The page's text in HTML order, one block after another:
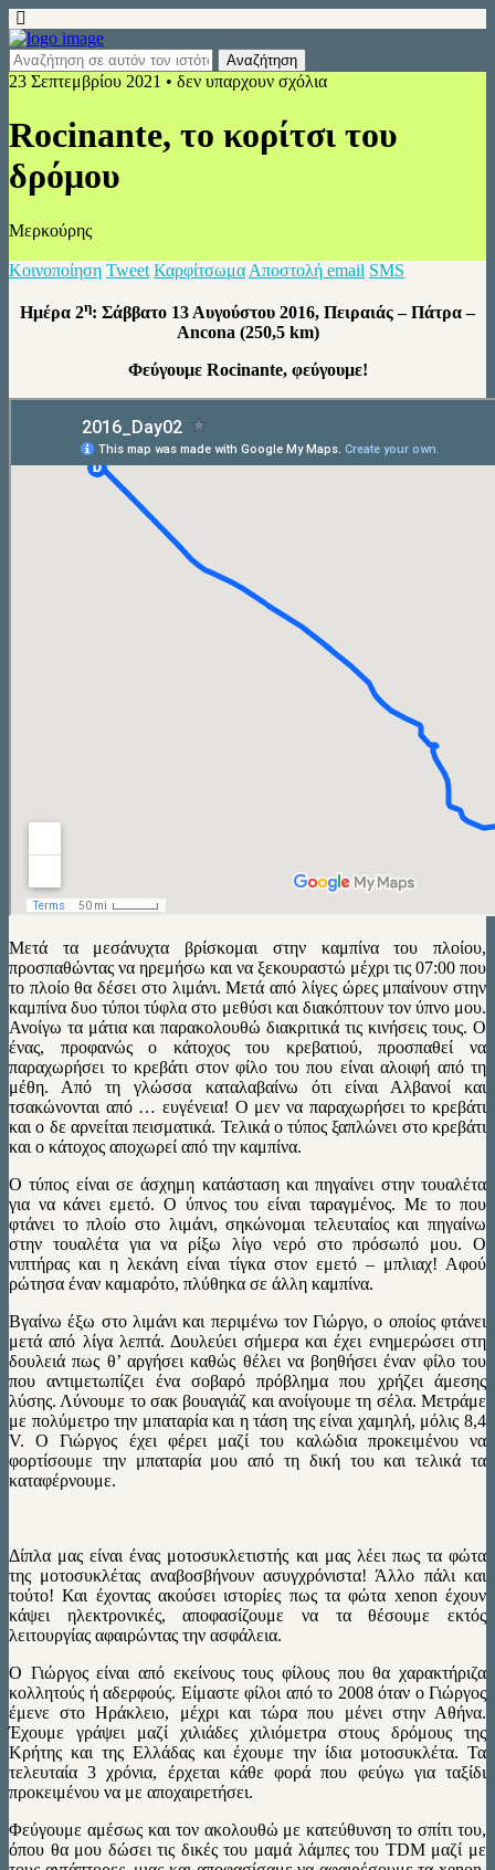
23 Σεπτεμβρίου 2021 • δεν υπαρχουν σχόλια
Rocinante, το κορίτσι του
δρόμου
Μερκούρης
Κοινοποίηση Tweet Καρφίτσωμα Αποστολή email SMS
Ημέρα 2η: Σάββατο 13 Αυγούστου 2016, Πειραιάς – Πάτρα –
Ancona (250,5 km)
Φεύγουμε Rocinante, φεύγουμε!
Μετά τα μεσάνυχτα βρίσκομαι στην καμπίνα του πλοίου,
προσπαθώντας να ηρεμήσω και να ξεκουραστώ μέχρι τις 07:00 που
το πλοίο θα δέσει στο λιμάνι. Μετά από λίγες ώρες μπαίνουν στην
καμπίνα δυο τύποι τύφλα στο μεθύσι και διακόπτουν τον ύπνο μου.
Ανοίγω τα μάτια και παρακολουθώ διακριτικά τις κινήσεις τους. Ο
ένας, προφανώς ο κάτοχος του κρεβατιού, προσπαθεί να
παραχωρήσει το κρεβάτι στον φίλο του που είναι αλοιφή από τη
μέθη. Από τη γλώσσα καταλαβαίνω ότι είναι Αλβανοί και
τσακώνονται από … ευγένεια! Ο μεν να παραχωρήσει το κρεβάτι
και ο δε αρνείται πεισματικά. Τελικά ο τύπος ξαπλώνει στο κρεβάτι
και ο κάτοχος αποχωρεί από την καμπίνα.
Ο τύπος είναι σε άσχημη κατάσταση και πηγαίνει στην τουαλέτα
για να κάνει εμετό. Ο ύπνος του είναι ταραγμένος. Με το που
φτάνει το πλοίο στο λιμάνι, σηκώνομαι τελευταίος και πηγαίνω
στην τουαλέτα για να ρίξω λίγο νερό στο πρόσωπό μου. Ο
νιπτήρας και η λεκάνη είναι τίγκα στον εμετό – μπλιαχ! Αφού
ρώτησα έναν καμαρότο, πλύθηκα σε άλλη καμπίνα.
Βγαίνω έξω στο λιμάνι και περιμένω τον Γιώργο, ο οποίος φτάνει
μετά από λίγα λεπτά. Δουλεύει σήμερα και έχει ενημερώσει στη
δουλειά πως θ’ αργήσει καθώς θέλει να βοηθήσει έναν φίλο του
που αντιμετωπίζει ένα σοβαρό πρόβλημα που χρήζει άμεσης
λύσης. Λύνουμε το σακ βουαγιάζ και ανοίγουμε τη σέλα. Μετράμε
με πολύμετρο την μπαταρία και η τάση της είναι χαμηλή, μόλις 8,4
V. Ο Γιώργος έχει φέρει μαζί του καλώδια προκειμένου να
φορτίσουμε την μπαταρία μου από τη δική του και τελικά τα
καταφέρνουμε.
Δίπλα μας είναι ένας μοτοσυκλετιστής και μας λέει πως τα φώτα
της μοτοσυκλέτας αναβοσβήνουν ασυγχρόνιστα! Άλλο πάλι και
τούτο! Και έχοντας ακούσει ιστορίες πως τα φώτα xenon έχουν
κάψει ηλεκτρονικές, αποφασίζουμε να τα θέσουμε εκτός
λειτουργίας αφαιρώντας την ασφάλεια.
Ο Γιώργος είναι από εκείνους τους φίλους που θα χαρακτήριζα
κολλητούς ή αδερφούς. Είμαστε φίλοι από το 2008 όταν ο Γιώργος
έμενε στο Ηράκλειο, μέχρι και τώρα που μένει στην Αθήνα.
Έχουμε γράψει μαζί χιλιάδες χιλιόμετρα στους δρόμους της
Κρήτης και της Ελλάδας και έχουμε την ίδια μοτοσυκλέτα. Τα
τελευταία 3 χρόνια, έρχεται κάθε φορά που φεύγω για ταξίδι
προκειμένου να με αποχαιρετήσει.
Φεύγουμε αμέσως και τον ακολουθώ με κατεύθυνση το σπίτι του,
όπου θα μου δώσει τις δικές του μαμά λάμπες του TDM μαζί με